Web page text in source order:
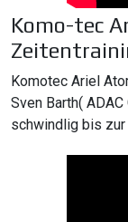
Komo-tec
Komotec Ariel
Sven Barth(
schwindlig bis zur